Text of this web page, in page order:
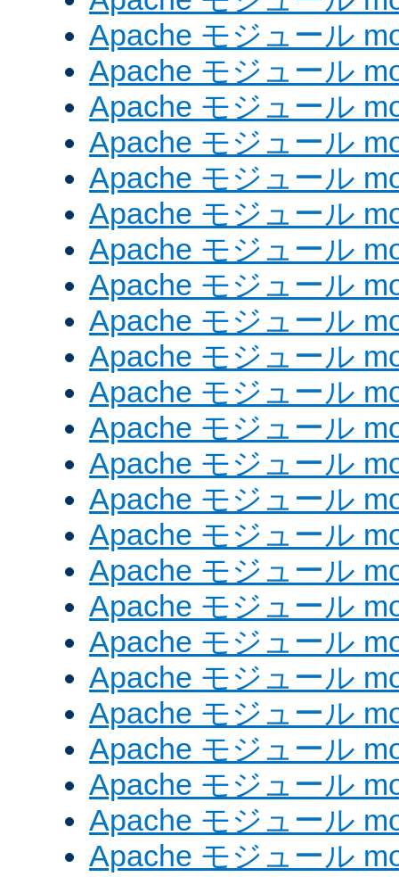
Apache モジュール
Apache モジュール
Apache モジュール
Apache モジュール
Apache モジュール
Apache モジュール
Apache モジュール
Apache モジュール
Apache モジュール
Apache モジュール
Apache モジュール
Apache モジュール
Apache モジュール
Apache モジュール
Apache モジュール
Apache モジュール
Apache モジュール
Apache モジュール
Apache モジュール
Apache モジュール
Apache モジュール
Apache モジュール
Apache モジュール
Apache モジュール